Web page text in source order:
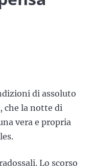
di assoluto
che la notte di
vera e propria
Lo scorso